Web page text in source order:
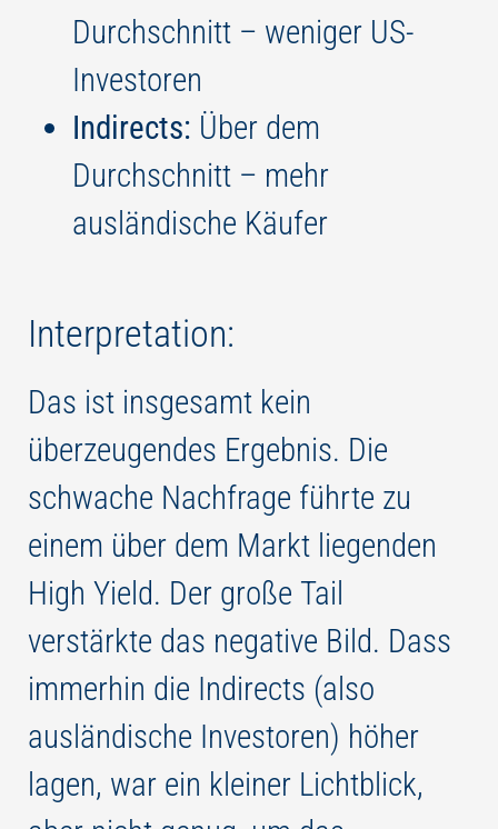
Durchschnitt – weniger US-
Investoren
Indirects: Über dem
Durchschnitt – mehr
ausländische Käufer
Interpretation:
Das ist insgesamt kein
überzeugendes Ergebnis. Die
schwache Nachfrage führte zu
einem über dem Markt liegenden
High Yield. Der große Tail
verstärkte das negative Bild. Dass
immerhin die Indirects (also
ausländische Investoren) höher
lagen, war ein kleiner Lichtblick,